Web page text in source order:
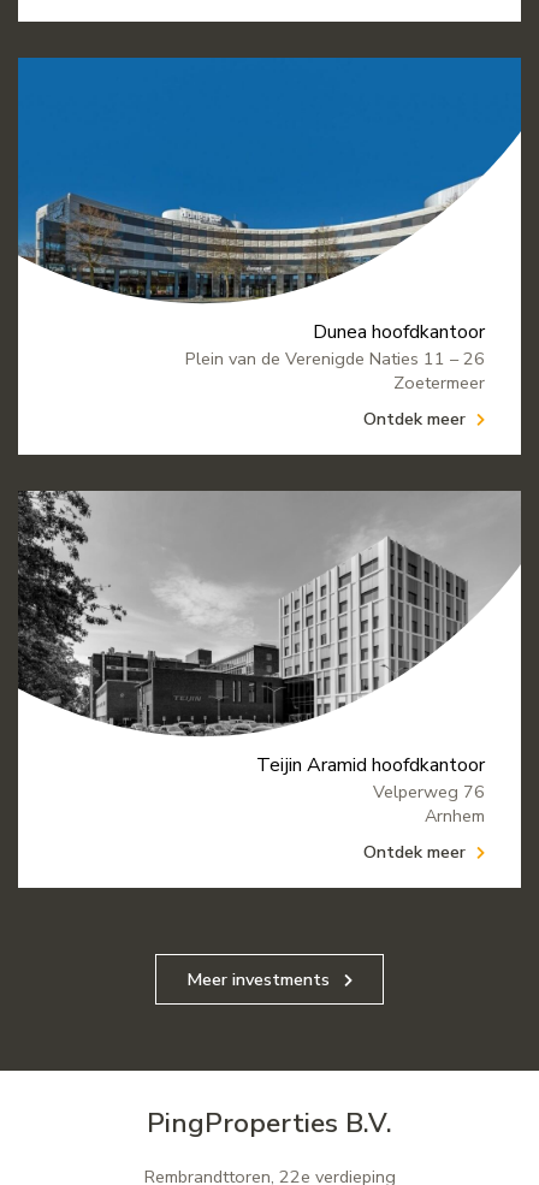
Dunea hoofdkantoor
Plein van de Verenigde Naties 11 – 26
Zoetermeer
Ontdek meer
Teijin Aramid hoofdkantoor
Velperweg 76
Arnhem
Ontdek meer
Meer investments
PingProperties B.V.
Rembrandttoren, 22e verdieping